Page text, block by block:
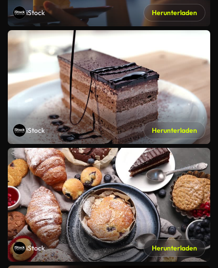
iStock Herunterladen
iStock Herunterladen
iStock Herunterladen